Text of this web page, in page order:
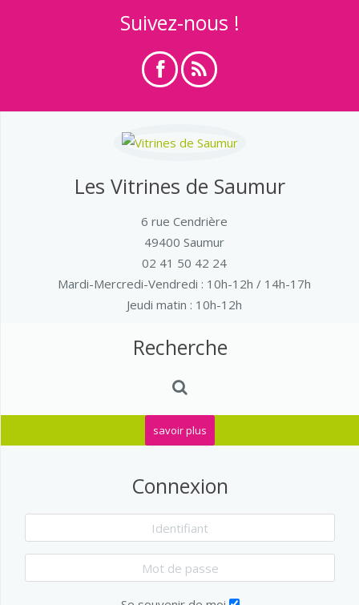
Suivez-nous !
Les Vitrines de Saumur
6 rue Cendrière
49400 Saumur
02 41 50 42 24
Mardi-Mercredi-Vendredi : 10h-12h / 14h-17h
Jeudi matin : 10h-12h
Recherche
savoir plus
Connexion